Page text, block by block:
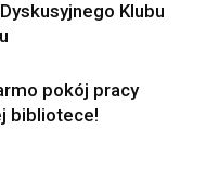
Klubu
pokój pracy
bibliotece!